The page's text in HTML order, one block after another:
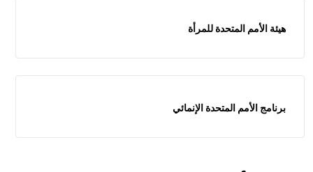
هيئة الأمم المتحدة للمرأة
برنامج الأمم المتحدة الإنمائي